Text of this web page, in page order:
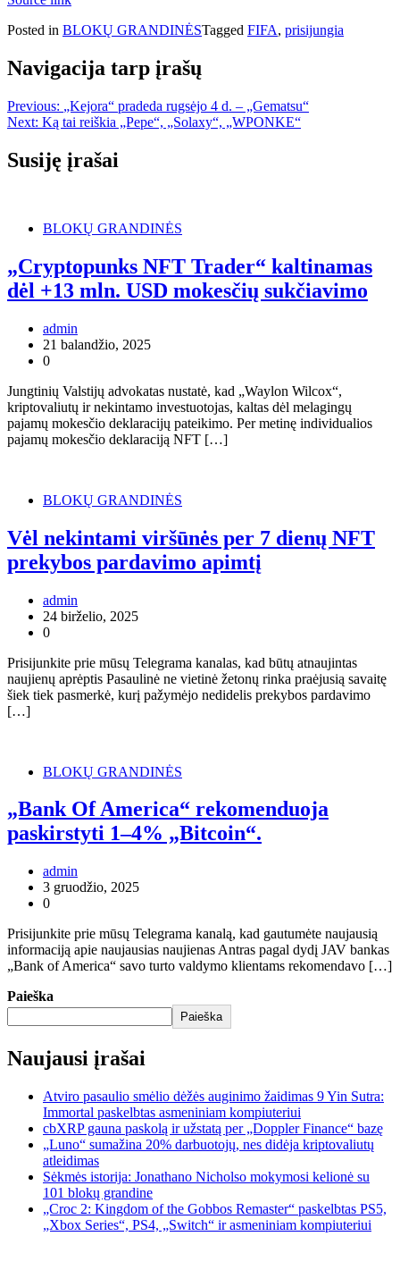
Posted in BLOKŲ GRANDINĖSTagged FIFA, prisijungia
Navigacija tarp įrašų
Previous: „Kejora“ pradeda rugsėjo 4 d. – „Gematsu“
Next: Ką tai reiškia „Pepe“, „Solaxy“, „WPONKE“
Susiję įrašai
BLOKŲ GRANDINĖS
„Cryptopunks NFT Trader“ kaltinamas
dėl +13 mln. USD mokesčių sukčiavimo
admin
21 balandžio, 2025
0
Jungtinių Valstijų advokatas nustatė, kad „Waylon Wilcox“,
kriptovaliutų ir nekintamo investuotojas, kaltas dėl melagingų
pajamų mokesčio deklaracijų pateikimo. Per metinę individualios
pajamų mokesčio deklaraciją NFT […]
BLOKŲ GRANDINĖS
Vėl nekintami viršūnės per 7 dienų NFT
prekybos pardavimo apimtį
admin
24 birželio, 2025
0
Prisijunkite prie mūsų Telegrama kanalas, kad būtų atnaujintas
naujienų aprėptis Pasaulinė ne vietinė žetonų rinka praėjusią savaitę
šiek tiek pasmerkė, kurį pažymėjo nedidelis prekybos pardavimo
[…]
BLOKŲ GRANDINĖS
„Bank Of America“ rekomenduoja
paskirstyti 1–4% „Bitcoin“.
admin
3 gruodžio, 2025
0
Prisijunkite prie mūsų Telegrama kanalą, kad gautumėte naujausią
informaciją apie naujausias naujienas Antras pagal dydį JAV bankas
„Bank of America“ savo turto valdymo klientams rekomendavo […]
Paieška
Paieška
Naujausi įrašai
Atviro pasaulio smėlio dėžės auginimo žaidimas 9 Yin Sutra:
Immortal paskelbtas asmeniniam kompiuteriui
cbXRP gauna paskolą ir užstatą per „Doppler Finance“ bazę
„Luno“ sumažina 20% darbuotojų, nes didėja kriptovaliutų
atleidimas
Sėkmės istorija: Jonathano Nicholso mokymosi kelionė su
101 blokų grandine
„Croc 2: Kingdom of the Gobbos Remaster“ paskelbtas PS5,
„Xbox Series“, PS4, „Switch“ ir asmeniniam kompiuteriui